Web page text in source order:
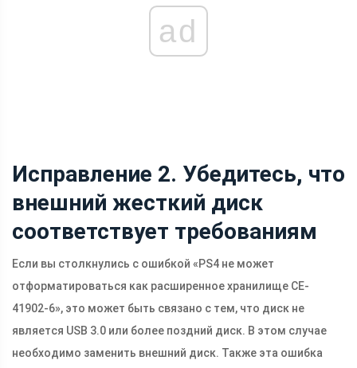
ad
Исправление 2. Убедитесь, что
внешний жесткий диск
соответствует требованиям
Если вы столкнулись с ошибкой «PS4 не может
отформатироваться как расширенное хранилище CE-
41902-6», это может быть связано с тем, что диск не
является USB 3.0 или более поздний диск. В этом случае
необходимо заменить внешний диск. Также эта ошибка